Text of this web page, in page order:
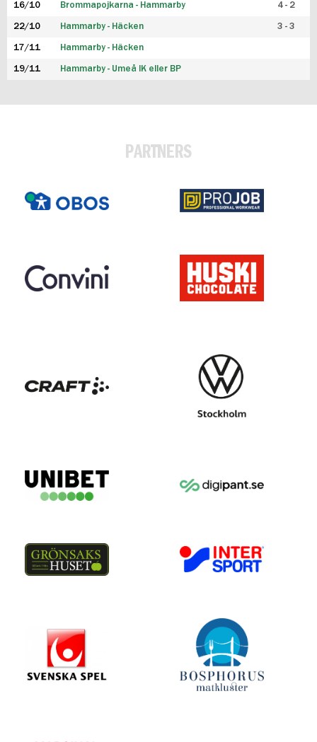
16/10 Brommapojkarna - Hammarby 4 - 2
22/10 Hammarby - Häcken 3 - 3
17/11 Hammarby - Häcken
19/11 Hammarby - Umeå IK eller BP
PARTNERS